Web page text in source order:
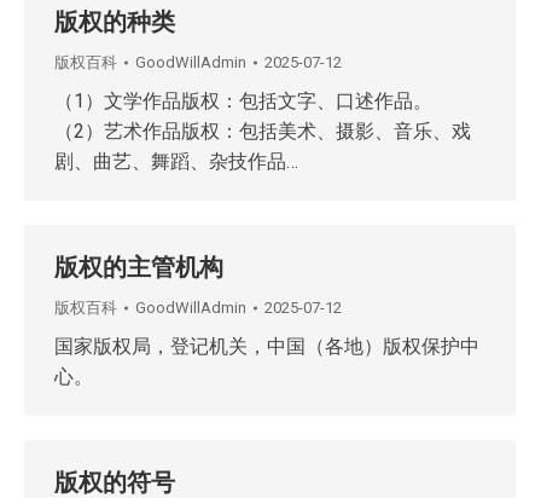
版权的种类
版权百科 GoodWillAdmin 2025-07-12
（1）文学作品版权：包括文字、口述作品。
（2）艺术作品版权：包括美术、摄影、音乐、戏
剧、曲艺、舞蹈、杂技作品…
版权的主管机构
版权百科 GoodWillAdmin 2025-07-12
国家版权局，登记机关，中国（各地）版权保护中
心。
版权的符号